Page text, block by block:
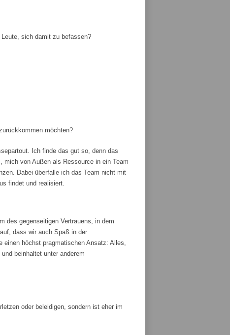
sich damit zu befassen?
möchten?
Ich finde das gut so, denn das
mich von Außen als Ressource in ein Team
Dabei überfalle ich das Team nicht mit
findet und realisiert.
des gegenseitigen Vertrauens, in dem
dass wir auch Spaß in der
einen höchst pragmatischen Ansatz: Alles,
beinhaltet unter anderem
oder beleidigen, sondern ist eher im